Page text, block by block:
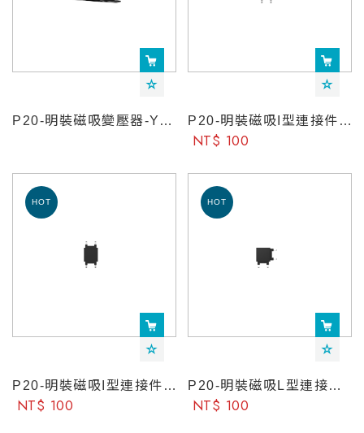
P20-明裝磁吸變壓器-YeelightPro P20-明裝磁吸I型連接件-YeelightPro
NT$ 100
P20-明裝磁吸I型連接件-YeelightPro
NT$ 100
P20-明裝磁吸L型連接件-YeelightPro
NT$ 100